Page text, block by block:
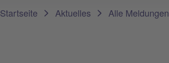
Startseite Aktuelles Alle Meldungen